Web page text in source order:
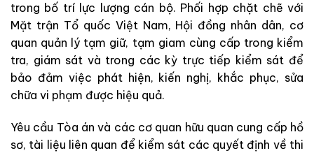
trong bố trí lực lượng cán bộ. Phối hợp chặt chẽ với
Mặt trận Tổ quốc Việt Nam, Hội đồng nhân dân, cơ
quan quản lý tạm giữ, tạm giam cùng cấp trong kiểm
tra, giám sát và trong các kỳ trực tiếp kiểm sát để
bảo đảm việc phát hiện, kiến nghị, khắc phục, sửa
chữa vi phạm được hiệu quả.
Yêu cầu Tòa án và các cơ quan hữu quan cung cấp hồ
sơ, tài liệu liên quan để kiểm sát các quyết định về thi